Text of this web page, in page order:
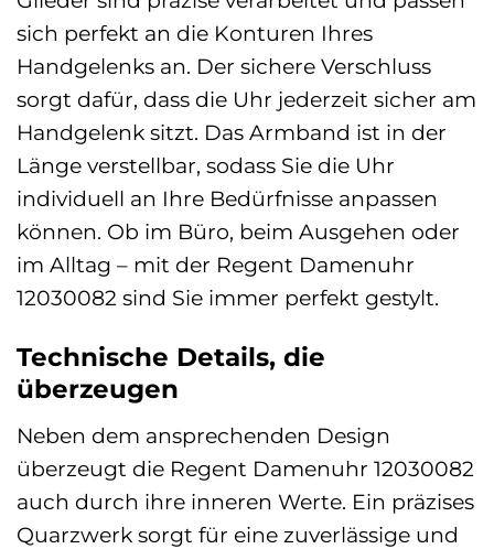
sich perfekt an die Konturen Ihres
Handgelenks an. Der sichere Verschluss
sorgt dafür, dass die Uhr jederzeit sicher am
Handgelenk sitzt. Das Armband ist in der
Länge verstellbar, sodass Sie die Uhr
individuell an Ihre Bedürfnisse anpassen
können. Ob im Büro, beim Ausgehen oder
im Alltag – mit der Regent Damenuhr
12030082 sind Sie immer perfekt gestylt.
Technische Details, die
überzeugen
Neben dem ansprechenden Design
überzeugt die Regent Damenuhr 12030082
auch durch ihre inneren Werte. Ein präzises
Quarzwerk sorgt für eine zuverlässige und